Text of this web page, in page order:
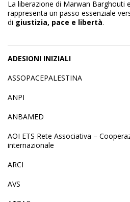
La liberazione di Marwan Barghouti
rappresenta un passo essenziale
di giustizia, pace e libertà.
ADESIONI INIZIALI
ASSOPACEPALESTINA
ANPI
ANBAMED
AOI ETS Rete Associativa –
internazionale
ARCI
AVS